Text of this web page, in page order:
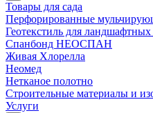
Товары для сада
Перфорированные
Геотекстиль для ландшафтных
Спанбонд НЕОСПАН
Живая Хлорелла
Нeомед
Нетканое полотно
Строительные материалы и
Услуги